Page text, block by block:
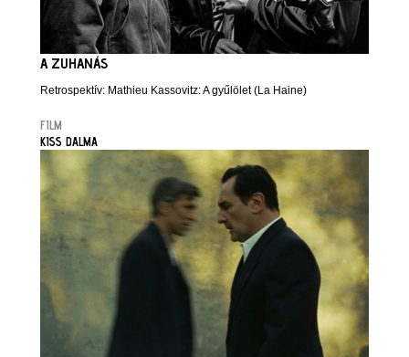
A ZUHANÁS
Retrospektív: Mathieu Kassovitz: A gyűlölet (La Haine)
FILM
KISS DALMA